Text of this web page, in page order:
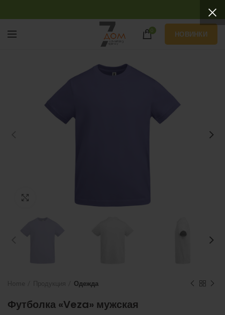
0 НОВИНКИ
Одежда
Футболка «Veza» мужская